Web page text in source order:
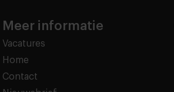
Meer informatie
Vacatures
Home
Contact